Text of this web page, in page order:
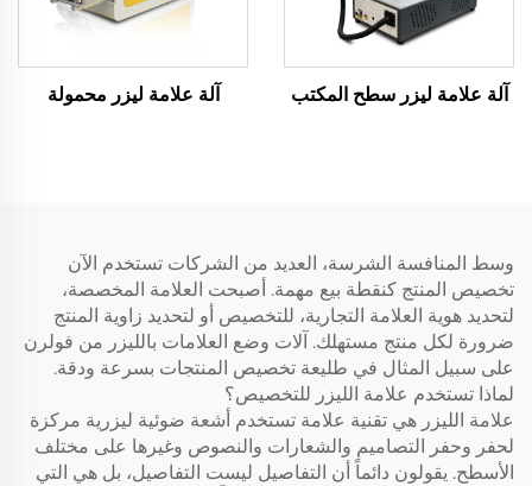
آلة علامة ليزر سطح المكتب آلة علامة ليزر محمولة
وسط المنافسة الشرسة، العديد من الشركات تستخدم الآن
تخصيص المنتج كنقطة بيع مهمة. أصبحت العلامة المخصصة،
لتحديد هوية العلامة التجارية، للتخصيص أو لتحديد زاوية المنتج
ضرورة لكل منتج مستهلك. آلات وضع العلامات بالليزر من فولرن
على سبيل المثال في طليعة تخصيص المنتجات بسرعة ودقة.
لماذا تستخدم علامة الليزر للتخصيص؟
علامة الليزر هي تقنية علامة تستخدم أشعة ضوئية ليزرية مركزة
لحفر وحفر التصاميم والشعارات والنصوص وغيرها على مختلف
الأسطح. يقولون دائماً أن التفاصيل ليست التفاصيل، بل هي التي